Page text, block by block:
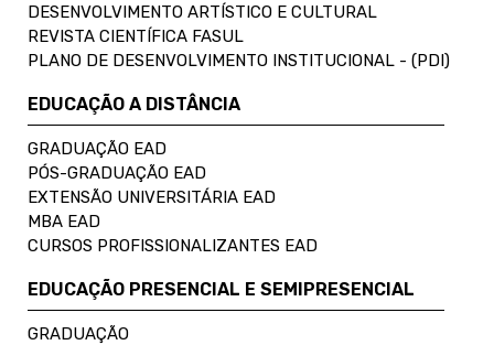
DESENVOLVIMENTO ARTÍSTICO E CULTURAL
REVISTA CIENTÍFICA FASUL
PLANO DE DESENVOLVIMENTO INSTITUCIONAL - (PDI)
EDUCAÇÃO A DISTÂNCIA
GRADUAÇÃO EAD
PÓS-GRADUAÇÃO EAD
EXTENSÃO UNIVERSITÁRIA EAD
MBA EAD
CURSOS PROFISSIONALIZANTES EAD
EDUCAÇÃO PRESENCIAL E SEMIPRESENCIAL
GRADUAÇÃO